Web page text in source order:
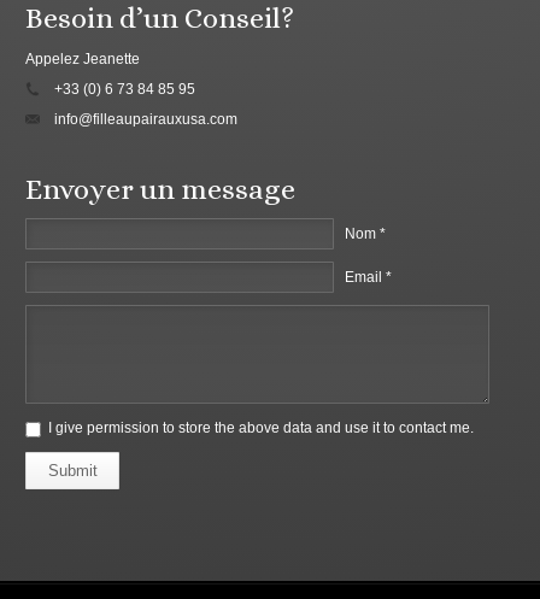
Besoin d’un Conseil?
Appelez Jeanette
+33 (0) 6 73 84 85 95
info@filleaupairauxusa.com
Envoyer un message
Nom *
Email *
I give permission to store the above data and use it to contact me.
Submit